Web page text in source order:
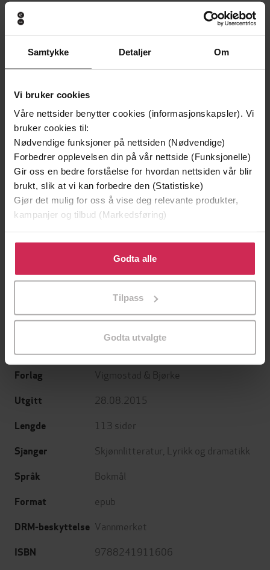
Samtykke Detaljer Om
Vi bruker cookies
Våre nettsider benytter cookies (informasjonskapsler). Vi
bruker cookies til:
Nødvendige funksjoner på nettsiden (Nødvendige)
Forbedrer opplevelsen din på vår nettside (Funksjonelle)
Gir oss en bedre forståelse for hvordan nettsiden vår blir
brukt, slik at vi kan forbedre den (Statistiske)
Gjør det mulig for oss å vise deg relevante produkter,
kampanjer og tilbud (Markedsføring)
Klikk på «Godta alle» for å gi oss ditt samtykke til å
bruke cookies for alle disse formålene. Du kan også
tilpasse ditt samtykke til spesifikke formål ved å klikke
Godta alle
Tilpass
Godta utvalgte
Andre har også kjøpt
Premium
Vinner av Rivertonprisen
199,-
EBOK
Premium
Første gang på tilbud
349,-
EBOK
Forfattere
Forlag Vigmostad & Bjørke
Utgitt 28.08.2015
Lengde 113 sider
Sjanger Skjønnlitteratur Lyrikk og dramatikk
Språk Bokmål
Format epub
DRM-beskyttelse Vannmerket
ISBN 9788241911606